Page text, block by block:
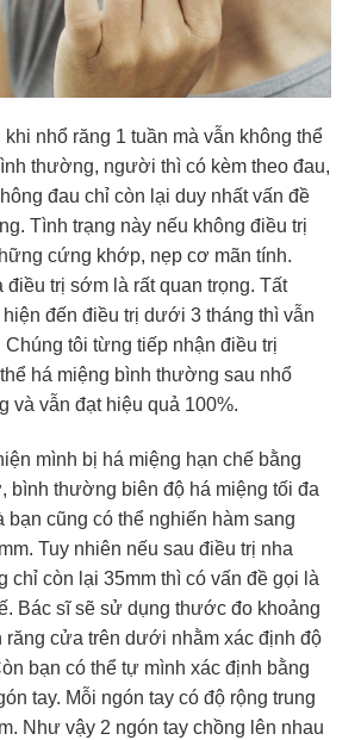
nhổ răng 1 tuần mà vẫn không thể
thường, người thì có kèm theo đau,
đau chỉ còn lại duy nhất vấn đề
Tình trạng này nếu không điều trị
cứng khớp, nẹp cơ mãn tính.
điều trị sớm là rất quan trọng. Tất
đến điều trị dưới 3 tháng thì vẫn
tôi từng tiếp nhận điều trị
há miệng bình thường sau nhổ
và vẫn đạt hiệu quả 100%.
mình bị há miệng hạn chế bằng
bình thường biên độ há miệng tối đa
bạn cũng có thể nghiến hàm sang
Tuy nhiên nếu sau điều trị nha
chỉ còn lại 35mm thì có vấn đề gọi là
Bác sĩ sẽ sử dụng thước đo khoảng
răng cửa trên dưới nhằm xác định độ
bạn có thể tự mình xác định bằng
tay. Mỗi ngón tay có độ rộng trung
Như vậy 2 ngón tay chồng lên nhau